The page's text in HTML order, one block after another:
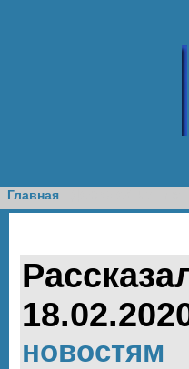
Главная
новостям